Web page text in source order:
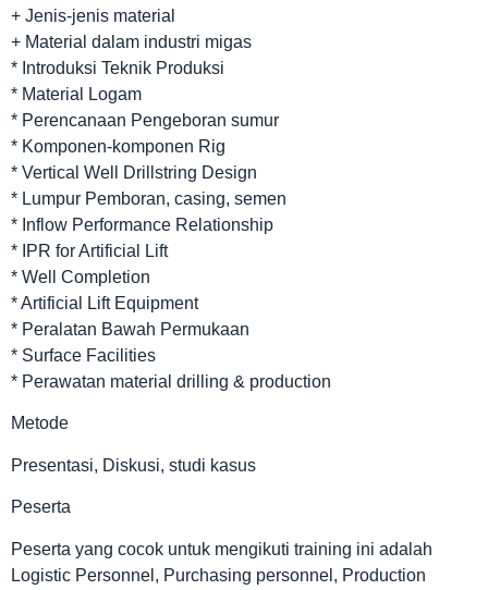
+ Jenis-jenis material
+ Material dalam industri migas
* Introduksi Teknik Produksi
* Material Logam
* Perencanaan Pengeboran sumur
* Komponen-komponen Rig
* Vertical Well Drillstring Design
* Lumpur Pemboran, casing, semen
* Inflow Performance Relationship
* IPR for Artificial Lift
* Well Completion
* Artificial Lift Equipment
* Peralatan Bawah Permukaan
* Surface Facilities
* Perawatan material drilling & production
Metode
Presentasi, Diskusi, studi kasus
Peserta
Peserta yang cocok untuk mengikuti training ini adalah
Logistic Personnel, Purchasing personnel, Production